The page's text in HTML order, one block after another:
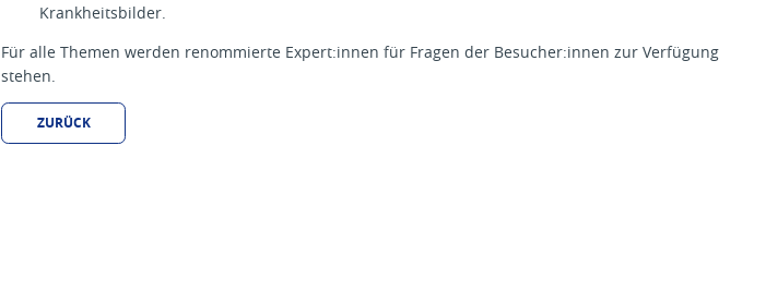
Krankheitsbilder.
Für alle Themen werden renommierte Expert:innen für Fragen der Besucher:innen zur Verfügung
stehen.
ZURÜCK